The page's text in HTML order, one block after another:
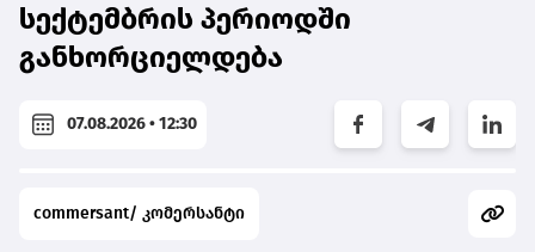
სექტემბრის პერიოდში
განხორციელდება
07.08.2026 • 12:30
commersant/ კომერსანტი